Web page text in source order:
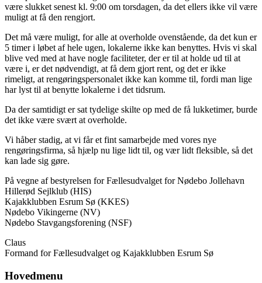
være slukket senest kl. 9:00 om torsdagen, da det ellers ikke vil være
muligt at få den rengjort.
Det må være muligt, for alle at overholde ovenstående, da det kun er
5 timer i løbet af hele ugen, lokalerne ikke kan benyttes. Hvis vi skal
blive ved med at have nogle faciliteter, der er til at holde ud til at
være i, er det nødvendigt, at få dem gjort rent, og det er ikke
rimeligt, at rengøringspersonalet ikke kan komme til, fordi man lige
har lyst til at benytte lokalerne i det tidsrum.
Da der samtidigt er sat tydelige skilte op med de få lukketimer, burde
det ikke være svært at overholde.
Vi håber stadig, at vi får et fint samarbejde med vores nye
rengøringsfirma, så hjælp nu lige lidt til, og vær lidt fleksible, så det
kan lade sig gøre.
På vegne af bestyrelsen for Fællesudvalget for Nødebo Jollehavn
Hillerød Sejlklub (HIS)
Kajakklubben Esrum Sø (KKES)
Nødebo Vikingerne (NV)
Nødebo Stavgangsforening (NSF)
Claus
Formand for Fællesudvalget og Kajakklubben Esrum Sø
Hovedmenu